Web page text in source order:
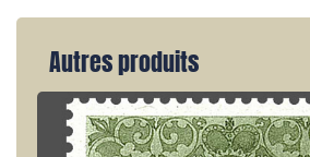
Autres produits